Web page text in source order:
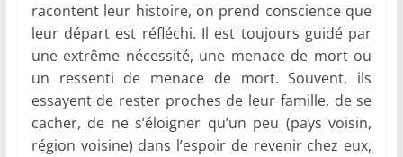
racontent leur histoire, on prend conscience que
leur départ est réfléchi. Il est toujours guidé par
une extrême nécessité, une menace de mort ou
un ressenti de menace de mort. Souvent, ils
essayent de rester proches de leur famille, de se
cacher, de ne s’éloigner qu’un peu (pays voisin,
région voisine) dans l’espoir de revenir chez eux,